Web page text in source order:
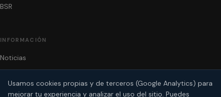
BSR
INFORMACIÓN
Noticias
Usamos cookies propias y de terceros (Google Analytics) para
mejorar tu experiencia y analizar el uso del sitio. Puedes